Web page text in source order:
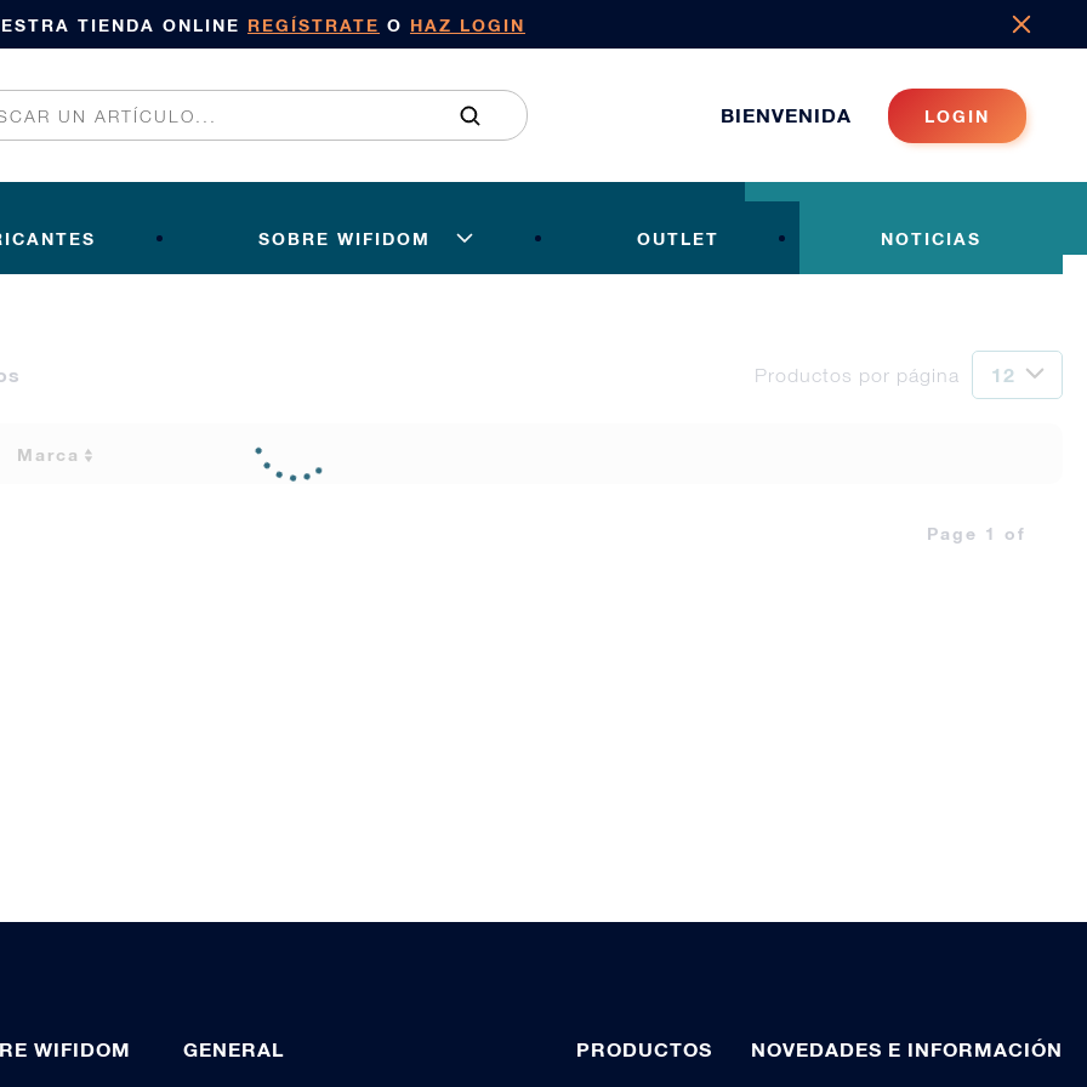
TIENDA ONLINE REGÍSTRATE O HAZ LOGIN
BIENVENIDA LOGIN
SOBRE WIFIDOM OUTLET NOTICIAS
Productos por página
Marca
Page 1 of
WIFIDOM GENERAL PRODUCTOS NOVEDADES E INFORMACIÓN